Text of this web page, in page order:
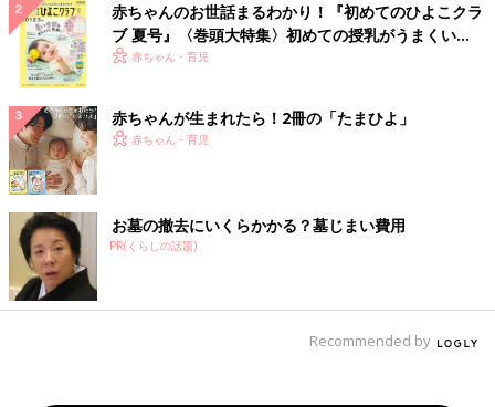
赤ちゃんのお世話まるわかり！『初めてのひよこクラ
ブ 夏号』〈巻頭大特集〉初めての授乳がうまくい
く！ おっぱい・ミルクの基本と夏のトラブル 解決テ
赤ちゃん・育児
赤ちゃんが生まれたら！2冊の「たまひよ」
赤ちゃん・育児
お墓の撤去にいくらかかる？墓じまい費用
PR(くらしの話題)
Recommended by